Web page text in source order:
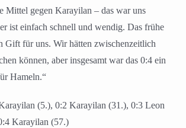
Mittel gegen Karayilan – das war uns
ist einfach schnell und wendig. Das frühe
Gift für uns. Wir hätten zwischenzeitlich
können, aber insgesamt war das 0:4 ein
Hameln.“
(5.), 0:2 Karayilan (31.), 0:3 Leon
Karayilan (57.)